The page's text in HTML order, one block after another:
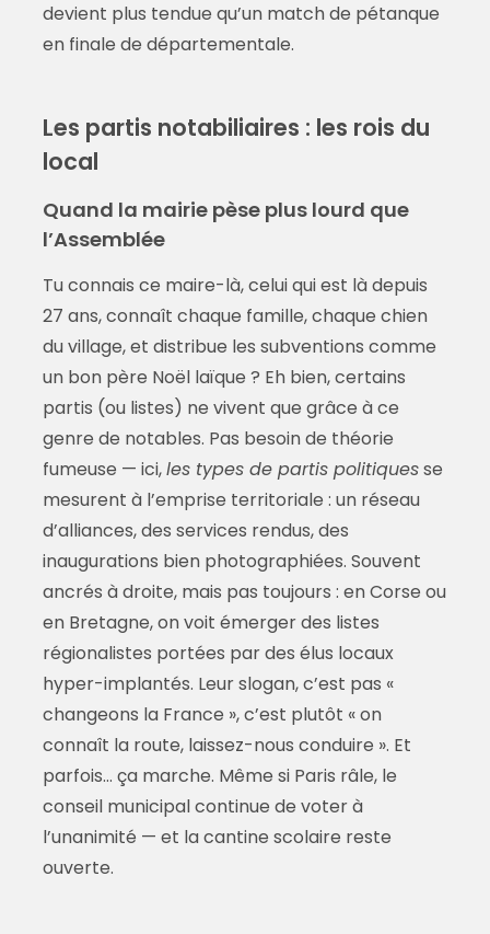
devient plus tendue qu’un match de pétanque
en finale de départementale.
Les partis notabiliaires : les rois du
local
Quand la mairie pèse plus lourd que
l’Assemblée
Tu connais ce maire-là, celui qui est là depuis
27 ans, connaît chaque famille, chaque chien
du village, et distribue les subventions comme
un bon père Noël laïque ? Eh bien, certains
partis (ou listes) ne vivent que grâce à ce
genre de notables. Pas besoin de théorie
fumeuse — ici,les types de partis politiquesse
mesurent à l’emprise territoriale : un réseau
d’alliances, des services rendus, des
inaugurations bien photographiées. Souvent
ancrés à droite, mais pas toujours : en Corse ou
en Bretagne, on voit émerger des listes
régionalistes portées par des élus locaux
hyper-implantés. Leur slogan, c’est pas «
changeons la France », c’est plutôt « on
connaît la route, laissez-nous conduire ». Et
parfois… ça marche. Même si Paris râle, le
conseil municipal continue de voter à
l’unanimité — et la cantine scolaire reste
ouverte.